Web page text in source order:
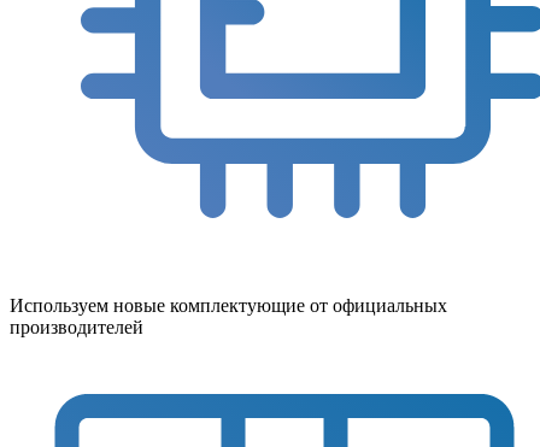
Используем новые комплектующие от официальных
производителей